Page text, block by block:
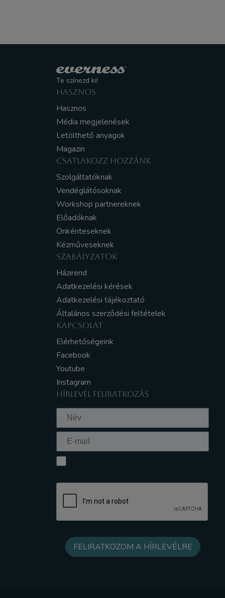
Te színezd ki!
HASZNOS
Hasznos
Média megjelenések
Letölthető anyagok
Magazin
CSATLAKOZZ HOZZÁNK
Szolgáltatóknak
Vendéglátósoknak
Workshop partnereknek
Előadóknak
Önkénteseknek
Kézműveseknek
SZABÁLYZATOK
Házirend
Adatkezelési kérések
Adatkezelési tájékoztató
Általános szerződési feltételek
KAPCSOLAT
Elérhetőségeink
Facebook
Youtube
Instagram
HÍRLEVÉL FELIRATKOZÁS